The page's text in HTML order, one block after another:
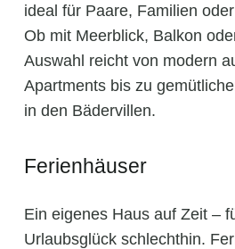
ideal für Paare, Familien
Ob mit Meerblick, Balkon
Auswahl reicht von modern
Apartments bis zu
in den Bädervillen.
Ferienhäuser
Ein eigenes Haus auf Zeit –
Urlaubsglück schlechthin.